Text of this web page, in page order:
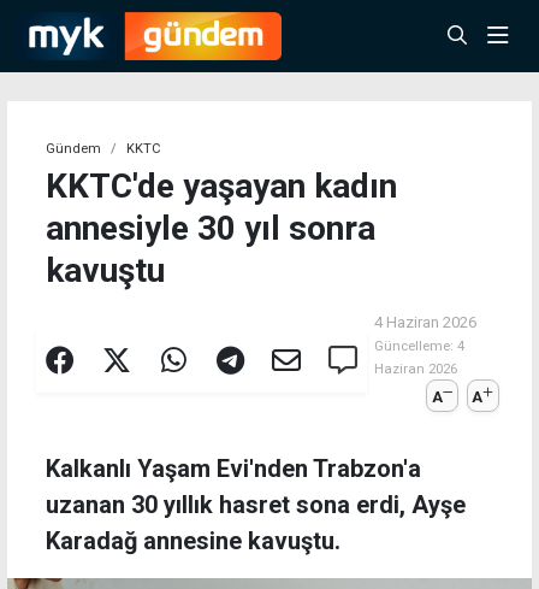
Gündem KKTC
KKTC'de yaşayan kadın
annesiyle 30 yıl sonra
kavuştu
4 Haziran 2026
Güncelleme:4
Haziran 2026
A A
Kalkanlı Yaşam Evi'nden Trabzon'a
uzanan 30 yıllık hasret sona erdi, Ayşe
Karadağ annesine kavuştu.